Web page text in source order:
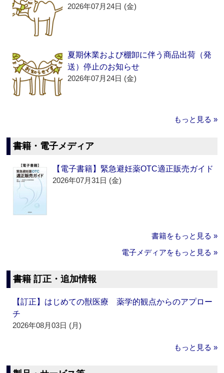
2026年07月24日 (金)
夏期休業および棚卸に伴う商品出荷（発
送）停止のお知らせ
2026年07月24日 (金)
もっと見る »
書籍・電子メディア
【電子書籍】緊急避妊薬OTC適正販売ガイド
2026年07月31日 (金)
書籍をもっと見る »
電子メディアをもっと見る »
書籍 訂正・追加情報
【訂正】はじめての獣医療 薬学的観点からのアプロー
チ
2026年08月03日 (月)
もっと見る »